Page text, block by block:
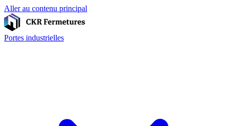
Aller au contenu principal
Portes industrielles